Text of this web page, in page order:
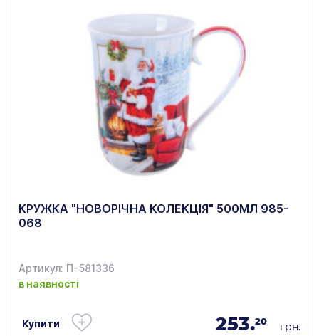
КРУЖКА "НОВОРІЧНА КОЛЕКЦІЯ" 500МЛ 985-
068
Артикул: П-581336
в наявності
Купити 253.20 грн.